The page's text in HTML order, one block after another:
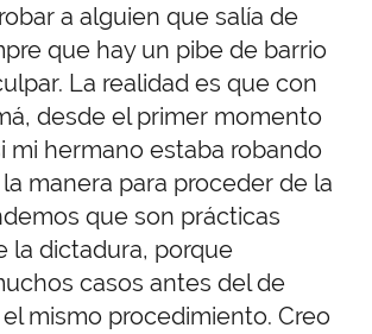
a alguien que salía de
que hay un pibe de barrio
La realidad es que con
desde el primer momento
mi hermano estaba robando
manera para proceder de la
que son prácticas
la dictadura, porque
casos antes del de
mismo procedimiento. Creo